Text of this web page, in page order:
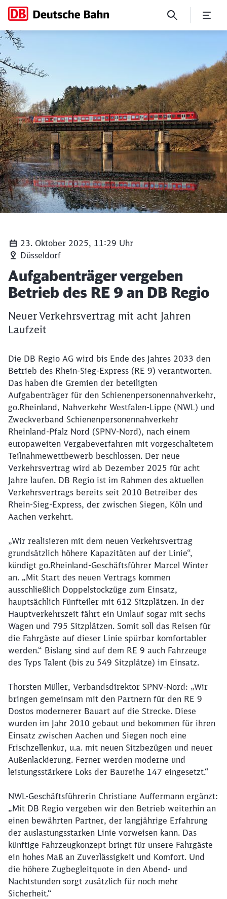
Aufgabenträger vergeben
23. Oktober 2025, 11:29 Uhr
Düsseldorf
Artikel:
Aufgabenträger vergeben
Betrieb des RE 9 an DB Regio
Neuer Verkehrsvertrag mit acht Jahren
Laufzeit
Die DB Regio AG wird bis Ende des Jahres 2033 den
Betrieb des Rhein-Sieg-Express (RE 9) verantworten.
Das haben die Gremien der beteiligten
Aufgabenträger für den Schienenpersonennahverkehr,
go.Rheinland, Nahverkehr Westfalen-Lippe (NWL) und
Zweckverband Schienenpersonennahverkehr
Rheinland-Pfalz Nord (SPNV-Nord), nach einem
europaweiten Vergabeverfahren mit vorgeschaltetem
Teilnahmewettbewerb beschlossen. Der neue
Verkehrsvertrag wird ab Dezember 2025 für acht
Jahre laufen. DB Regio ist im Rahmen des aktuellen
Verkehrsvertrags bereits seit 2010 Betreiber des
Rhein-Sieg-Express, der zwischen Siegen, Köln und
Aachen verkehrt.
„Wir realisieren mit dem neuen Verkehrsvertrag
grundsätzlich höhere Kapazitäten auf der Linie“,
kündigt go.Rheinland-Geschäftsführer Marcel Winter
an. „Mit Start des neuen Vertrags kommen
ausschließlich Doppelstockzüge zum Einsatz,
hauptsächlich Fünfteiler mit 612 Sitzplätzen. In der
Hauptverkehrszeit fährt ein Umlauf sogar mit sechs
Wagen und 795 Sitzplätzen. Somit soll das Reisen für
die Fahrgäste auf dieser Linie spürbar komfortabler
werden.“ Bislang sind auf dem RE 9 auch Fahrzeuge
des Typs Talent (bis zu 549 Sitzplätze) im Einsatz.
Thorsten Müller, Verbandsdirektor SPNV-Nord: „Wir
bringen gemeinsam mit den Partnern für den RE 9
Dostos modernerer Bauart auf die Strecke. Diese
wurden im Jahr 2010 gebaut und bekommen für ihren
Einsatz zwischen Aachen und Siegen noch eine
Frischzellenkur, u.a. mit neuen Sitzbezügen und neuer
Außenlackierung. Ferner werden moderne und
leistungsstärkere Loks der Baureihe 147 eingesetzt.“
NWL-Geschäftsführerin Christiane Auffermann ergänzt:
„Mit DB Regio vergeben wir den Betrieb weiterhin an
einen bewährten Partner, der langjährige Erfahrung
der auslastungsstarken Linie vorweisen kann. Das
künftige Fahrzeugkonzept bringt für unsere Fahrgäste
ein hohes Maß an Zuverlässigkeit und Komfort. Und
die höhere Zugbegleitquote in den Abend- und
Nachtstunden sorgt zusätzlich für noch mehr
Sicherheit.“
Schließen
Möchten Sie zu weitergeleitet
werden?
Abbrechen Weiter